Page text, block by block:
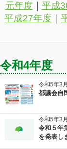
元年度
平成
平成27年度
令和4年度
令和5年3
都議会自
令和5年3
令和５年
を発表し